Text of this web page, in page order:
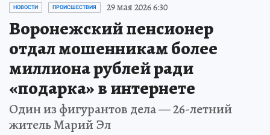
НОВОСТИ ПРОИСШЕСТВИЯ 29 мая 2026 6:30
Воронежский пенсионер
отдал мошенникам более
миллиона рублей ради
«подарка» в интернете
Один из фигурантов дела — 26-летний
житель Марий Эл